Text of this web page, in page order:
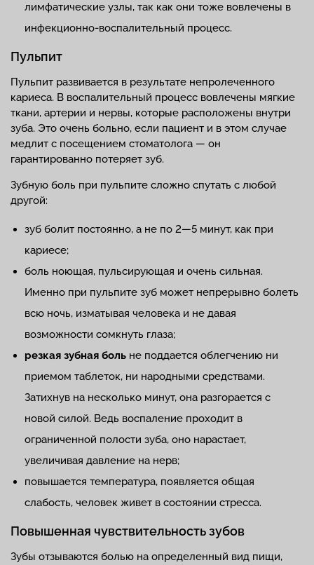
лимфатические узлы, так как они тоже вовлечены в
инфекционно-воспалительный процесс.
Пульпит
Пульпит развивается в результате непролеченного
кариеса. В воспалительный процесс вовлечены мягкие
ткани, артерии и нервы, которые расположены внутри
зуба. Это очень больно, если пациент и в этом случае
медлит с посещением стоматолога — он
гарантированно потеряет зуб.
Зубную боль при пульпите сложно спутать с любой
другой:
зуб болит постоянно, а не по 2—5 минут, как при
кариесе;
боль ноющая, пульсирующая и очень сильная.
Именно при пульпите зуб может непрерывно болеть
всю ночь, изматывая человека и не давая
возможности сомкнуть глаза;
резкая зубная боль не поддается облегчению ни
приемом таблеток, ни народными средствами.
Затихнув на несколько минут, она разгорается с
новой силой. Ведь воспаление проходит в
ограниченной полости зуба, оно нарастает,
увеличивая давление на нерв;
повышается температура, появляется общая
слабость, человек живет в состоянии стресса.
Повышенная чувствительность зубов
Зубы отзываются болью на определенный вид пищи,